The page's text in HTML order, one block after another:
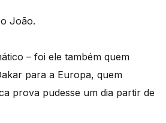
João.
– foi ele também quem
para a Europa, quem
prova pudesse um dia partir de